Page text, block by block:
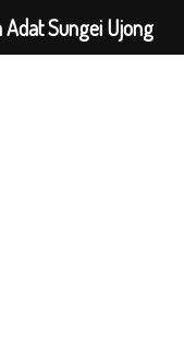
Sungei Ujong